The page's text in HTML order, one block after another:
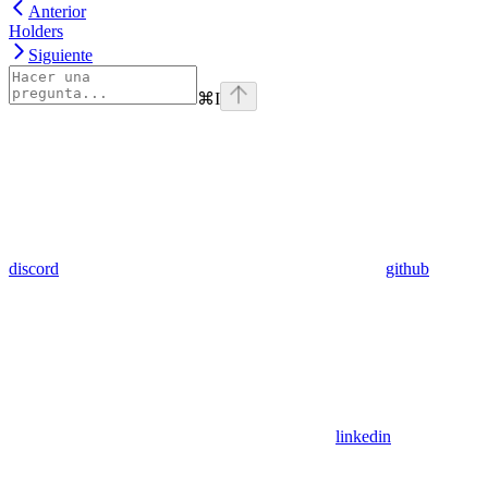
Anterior
Holders
Siguiente
⌘I
discord github
linkedin